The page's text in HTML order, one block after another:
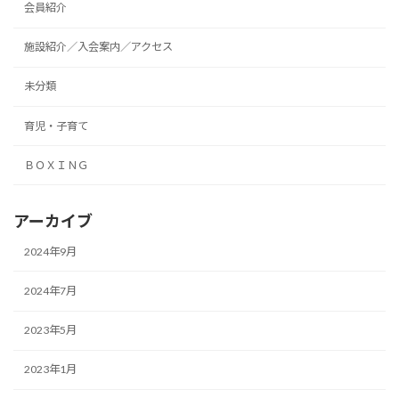
会員紹介
施設紹介／入会案内／アクセス
未分類
育児・子育て
ＢＯＸＩＮＧ
アーカイブ
2024年9月
2024年7月
2023年5月
2023年1月